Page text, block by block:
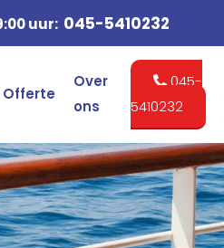
uur: 045-5410232
Offerte
Over
ons
045-
5410232